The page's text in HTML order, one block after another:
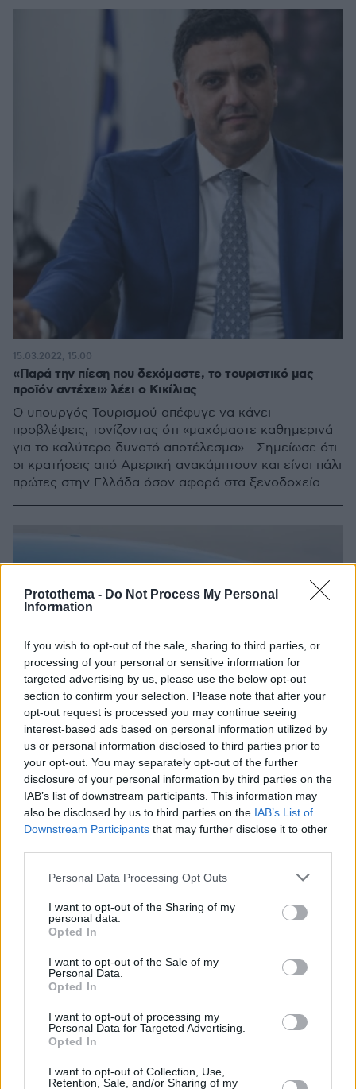
Protothema - Do Not Process My Personal
Information
If you wish to opt-out of the sale, sharing to third parties, or
processing of your personal or sensitive information for
targeted advertising by us, please use the below opt-out
section to confirm your selection. Please note that after your
opt-out request is processed you may continue seeing
interest-based ads based on personal information utilized by
us or personal information disclosed to third parties prior to
your opt-out. You may separately opt-out of the further
disclosure of your personal information by third parties on the
IAB’s list of downstream participants. This information may
also be disclosed by us to third parties on the IAB’s List of
Downstream Participants that may further disclose it to other
Please note that this website/app uses one or more Google
not limited to your visit or usage behaviour. You may click to
grant or deny consent to Google and its third-party tags to
use your data for below specified purposes in below Google
consent section.
Personal Data Processing Opt Outs
I want to opt-out of the Sharing of my
personal data.
Opted In
I want to opt-out of the Sale of my
Personal Data.
Opted In
I want to opt-out of processing my
Personal Data for Targeted Advertising.
Opted In
I want to opt-out of Collection, Use,
Retention, Sale, and/or Sharing of my
«Παρά την πίεση που δεχόμαστε, το τουριστικό μας
προϊόν αντέχει» λέει ο Κικίλιας
Ο υπουργός Τουρισμού απέφυγε να κάνει
προβλέψεις, τονίζοντας ότι «μαχόμαστε καθημερινά
για το καλύτερο δυνατό αποτέλεσμα» - Σημείωσε ότι
οι κρατήσεις από Αμερική ανακάμπτουν και είναι πάλι
πρώτες στην Ελλάδα όσον αφορά στα ξενοδοχεία
15.03.2022, 15:00
τους Βρετανούς τουρίστες το Νοέμβριο
«Με θερμοκρασίες πάνω από 25 βαθμούς και τους
είναι η κατάλληλη στιγμή να επισκεφτείτε την
Ελλάδα»
16.10.2020, 10:45